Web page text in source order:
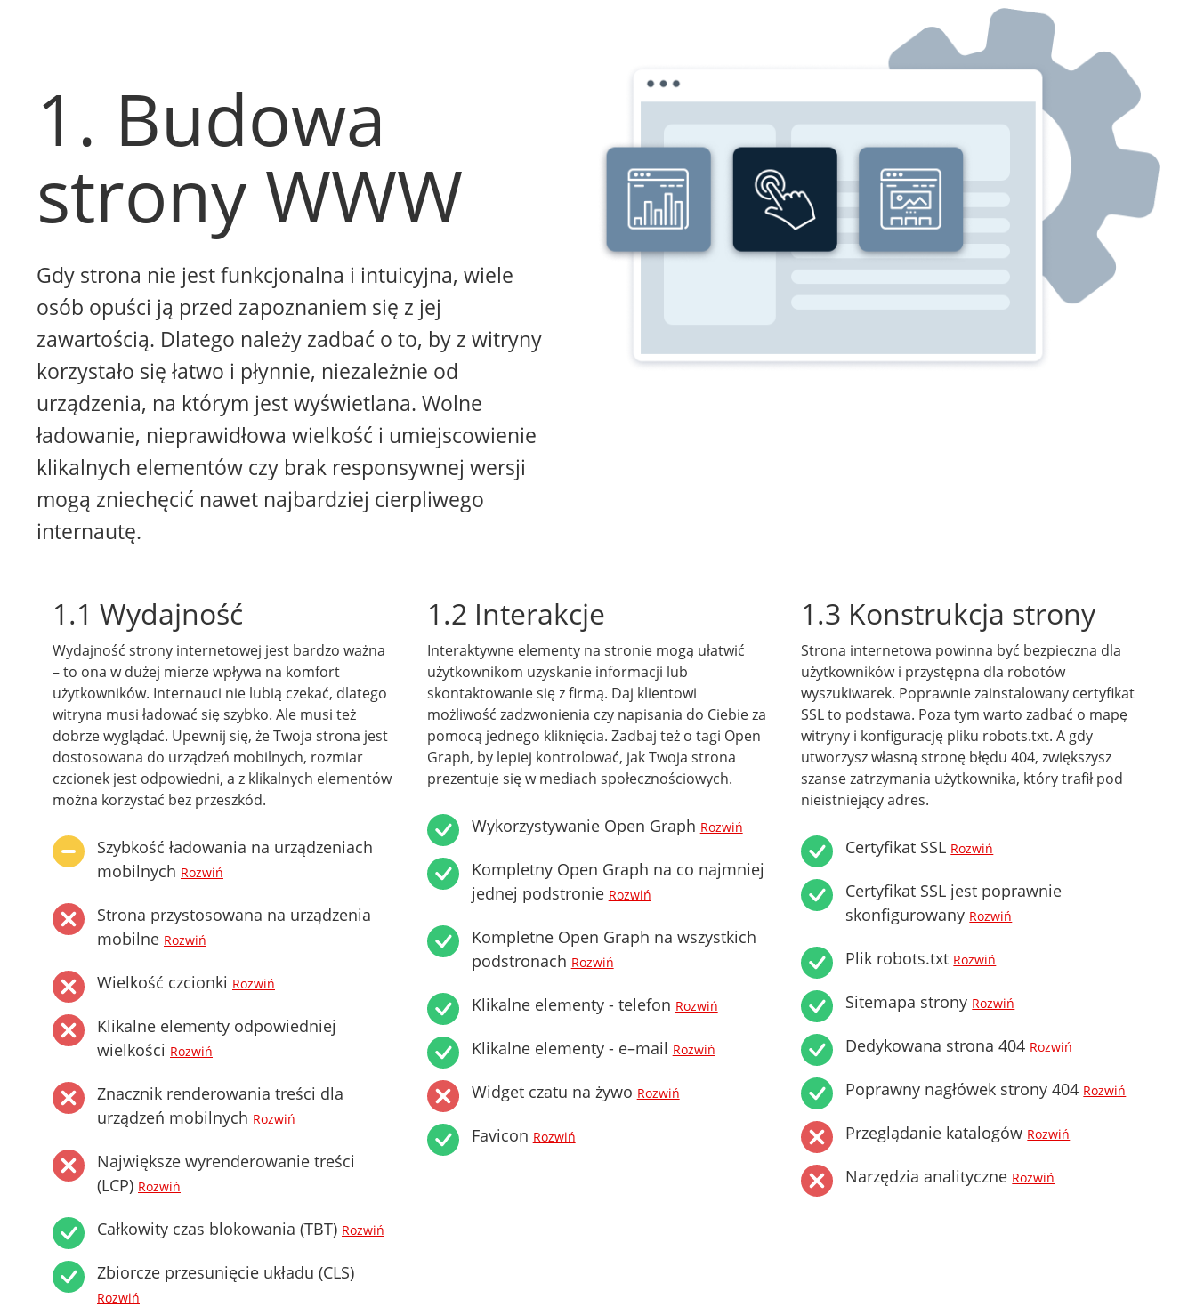
1. Budowa
strony WWW
Gdy strona nie jest funkcjonalna i intuicyjna, wiele
osób opuści ją przed zapoznaniem się z jej
zawartością. Dlatego należy zadbać o to, by z witryny
korzystało się łatwo i płynnie, niezależnie od
urządzenia, na którym jest wyświetlana. Wolne
ładowanie, nieprawidłowa wielkość i umiejscowienie
klikalnych elementów czy brak responsywnej wersji
mogą zniechęcić nawet najbardziej cierpliwego
internautę.
1.1 Wydajność
Wydajność strony internetowej jest bardzo ważna
– to ona w dużej mierze wpływa na komfort
użytkowników. Internauci nie lubią czekać, dlatego
witryna musi ładować się szybko. Ale musi też
dobrze wyglądać. Upewnij się, że Twoja strona jest
dostosowana do urządzeń mobilnych, rozmiar
czcionek jest odpowiedni, a z klikalnych elementów
można korzystać bez przeszkód.
Szybkość ładowania na urządzeniach
mobilnych Rozwiń
Strona przystosowana na urządzenia
mobilne Rozwiń
Wielkość czcionki Rozwiń
Klikalne elementy odpowiedniej
wielkości Rozwiń
Znacznik renderowania treści dla
urządzeń mobilnych Rozwiń
Największe wyrenderowanie treści
(LCP) Rozwiń
Całkowity czas blokowania (TBT) Rozwiń
Zbiorcze przesunięcie układu (CLS)
Rozwiń
1.2 Interakcje
Interaktywne elementy na stronie mogą ułatwić
użytkownikom uzyskanie informacji lub
skontaktowanie się z firmą. Daj klientowi
możliwość zadzwonienia czy napisania do Ciebie za
pomocą jednego kliknięcia. Zadbaj też o tagi Open
Graph, by lepiej kontrolować, jak Twoja strona
prezentuje się w mediach społecznościowych.
Wykorzystywanie Open Graph Rozwiń
Kompletny Open Graph na co najmniej
jednej podstronie Rozwiń
Kompletne Open Graph na wszystkich
podstronach Rozwiń
Klikalne elementy - telefon Rozwiń
Klikalne elementy - e–mail Rozwiń
Widget czatu na żywo Rozwiń
Favicon Rozwiń
1.3 Konstrukcja strony
Strona internetowa powinna być bezpieczna dla
użytkowników i przystępna dla robotów
wyszukiwarek. Poprawnie zainstalowany certyfikat
SSL to podstawa. Poza tym warto zadbać o mapę
witryny i konfigurację pliku robots.txt. A gdy
utworzysz własną stronę błędu 404, zwiększysz
szanse zatrzymania użytkownika, który trafił pod
nieistniejący adres.
Certyfikat SSL Rozwiń
Certyfikat SSL jest poprawnie
skonfigurowany Rozwiń
Plik robots.txt Rozwiń
Sitemapa strony Rozwiń
Dedykowana strona 404 Rozwiń
Poprawny nagłówek strony 404 Rozwiń
Przeglądanie katalogów Rozwiń
Narzędzia analityczne Rozwiń